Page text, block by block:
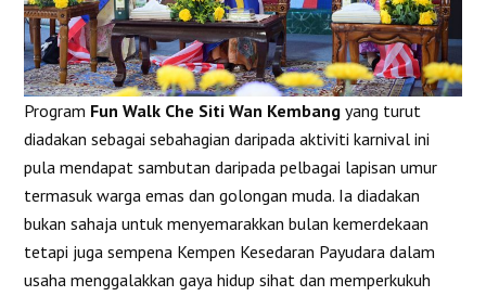
Program Fun Walk Che Siti Wan Kembang yang turut
diadakan sebagai sebahagian daripada aktiviti karnival ini
pula mendapat sambutan daripada pelbagai lapisan umur
termasuk warga emas dan golongan muda. Ia diadakan
bukan sahaja untuk menyemarakkan bulan kemerdekaan
tetapi juga sempena Kempen Kesedaran Payudara dalam
usaha menggalakkan gaya hidup sihat dan memperkukuh